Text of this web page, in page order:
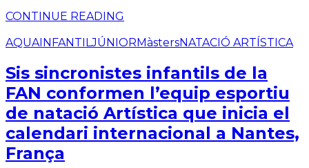
CONTINUE READING
AQUAINFANTILJÚNIOR MàstersNATACIÓ ARTÍSTICA
Sis sincronistes infantils de la
FAN conformen l’equip esportiu
de natació Artística que inicia el
calendari internacional a Nantes,
França